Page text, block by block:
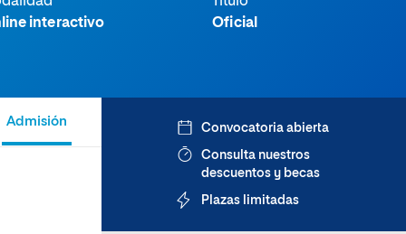
interactivo
Oficial
Admisión Convocatoria abierta
Consulta nuestros
descuentos y becas
Plazas limitadas